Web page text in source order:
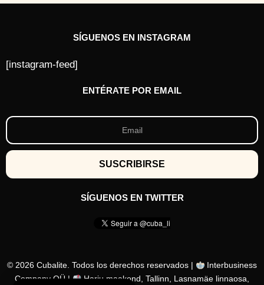
r
SÍGUENOS EN INSTAGRAM
[instagram-feed]
ENTÉRATE POR EMAIL
SÍGUENOS EN TWITTER
© 2026 Cubalite. Todos los derechos reservados |
Interbusiness
Company OÜ |
Harju maakond, Tallinn, Lasnamäe linnaosa,